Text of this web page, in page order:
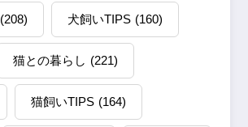
(208) 犬飼いTIPS (160)
猫との暮らし (221)
猫飼いTIPS (164)